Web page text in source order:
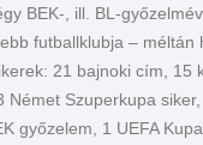
BEK-, ill. BL-
futballklubja – méltán
21 bajnoki cím, 15
Német Szuperkupa
győzelem, 1 UEFA